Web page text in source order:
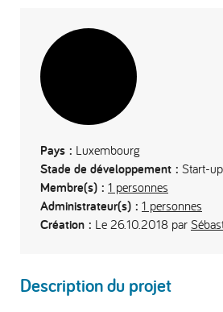
Pays : Luxembourg
Stade de développement : Start-
Membre(s) : 1 personnes
Administrateur(s) : 1 personnes
Création : Le 26.10.2018 par
Description du projet